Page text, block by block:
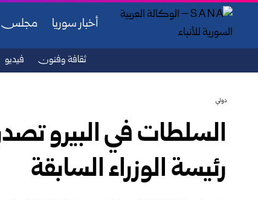
أخبار سوريا مجلس
ثقافة وفنون فيديو
دولي
السلطات في البيرو
رئيسة الوزراء السابقة